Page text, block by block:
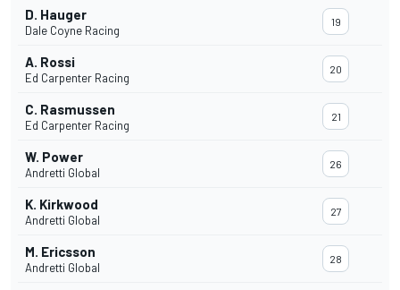
D. Hauger
Dale Coyne Racing
19
A. Rossi
Ed Carpenter Racing
20
C. Rasmussen
Ed Carpenter Racing
21
W. Power
Andretti Global
26
K. Kirkwood
Andretti Global
27
M. Ericsson
Andretti Global
28